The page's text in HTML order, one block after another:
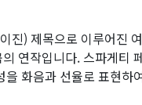
진) 제목으로 이루어진
연작입니다. 스파게티
화음과 선율로 표현하